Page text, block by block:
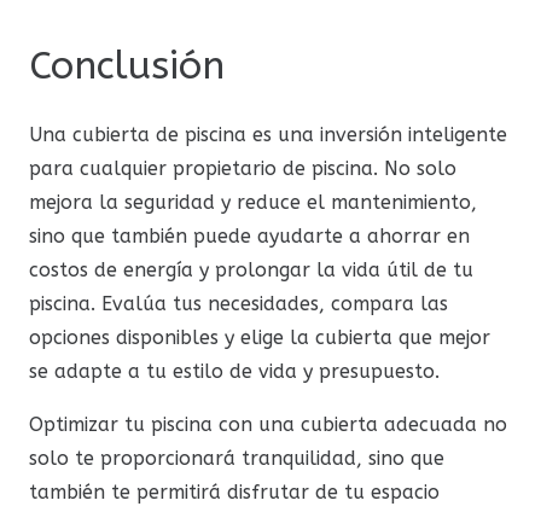
Conclusión
Una cubierta de piscina es una inversión inteligente
para cualquier propietario de piscina. No solo
mejora la seguridad y reduce el mantenimiento,
sino que también puede ayudarte a ahorrar en
costos de energía y prolongar la vida útil de tu
piscina. Evalúa tus necesidades, compara las
opciones disponibles y elige la cubierta que mejor
se adapte a tu estilo de vida y presupuesto.
Optimizar tu piscina con una cubierta adecuada no
solo te proporcionará tranquilidad, sino que
también te permitirá disfrutar de tu espacio